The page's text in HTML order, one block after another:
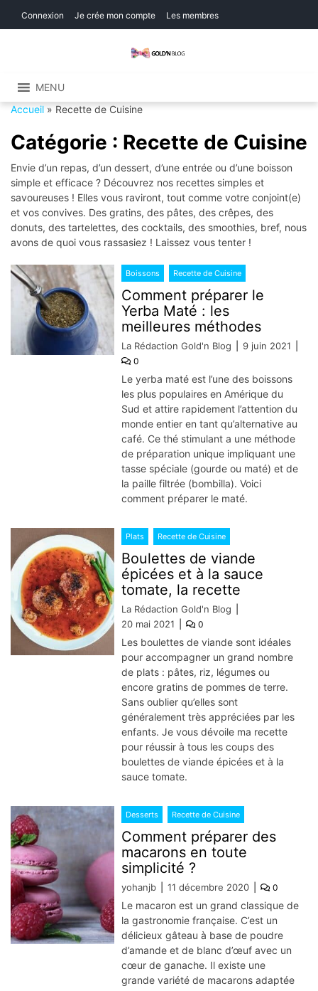
Connexion Je crée mon compte Les membres
MENU
Accueil » Recette de Cuisine
Catégorie : Recette de Cuisine
Envie d’un repas, d’un dessert, d’une entrée ou d’une boisson
simple et efficace ? Découvrez nos recettes simples et
savoureuses ! Elles vous raviront, tout comme votre conjoint(e)
et vos convives. Des gratins, des pâtes, des crêpes, des
donuts, des tartelettes, des cocktails, des smoothies, bref, nous
avons de quoi vous rassasiez ! Laissez vous tenter !
Boissons Recette de Cuisine
Comment préparer le
Yerba Maté : les
meilleures méthodes
La Rédaction Gold'n Blog 9 juin 2021
0
Le yerba maté est l’une des boissons
les plus populaires en Amérique du
Sud et attire rapidement l’attention du
monde entier en tant qu’alternative au
café. Ce thé stimulant a une méthode
de préparation unique impliquant une
tasse spéciale (gourde ou maté) et de
la paille filtrée (bombilla). Voici
comment préparer le maté.
Plats Recette de Cuisine
Boulettes de viande
épicées et à la sauce
tomate, la recette
La Rédaction Gold'n Blog
20 mai 2021
0
Les boulettes de viande sont idéales
pour accompagner un grand nombre
de plats : pâtes, riz, légumes ou
encore gratins de pommes de terre.
Sans oublier qu’elles sont
généralement très appréciées par les
enfants. Je vous dévoile ma recette
pour réussir à tous les coups des
boulettes de viande épicées et à la
sauce tomate.
Desserts Recette de Cuisine
Comment préparer des
macarons en toute
simplicité ?
yohanjb 11 décembre 2020 0
Le macaron est un grand classique de
la gastronomie française. C’est un
délicieux gâteau à base de poudre
d’amande et de blanc d’œuf avec un
cœur de ganache. Il existe une
grande variété de macarons adaptée